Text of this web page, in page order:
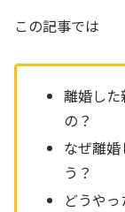
この記事では
離婚し
の？
なぜ離
う？
どうや